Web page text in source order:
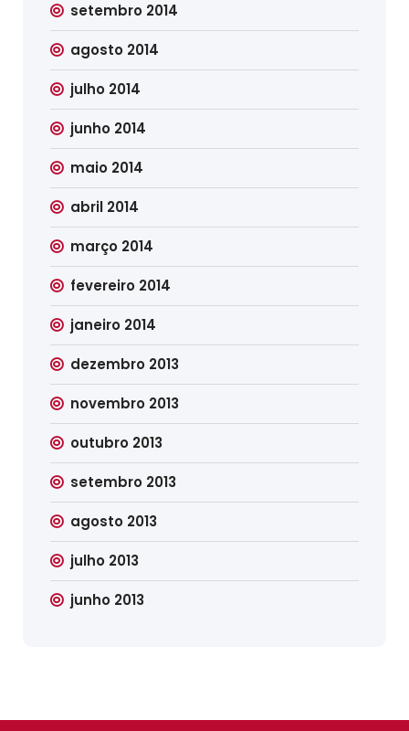
setembro 2014
agosto 2014
julho 2014
junho 2014
maio 2014
abril 2014
março 2014
fevereiro 2014
janeiro 2014
dezembro 2013
novembro 2013
outubro 2013
setembro 2013
agosto 2013
julho 2013
junho 2013